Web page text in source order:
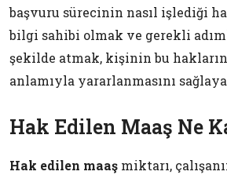
başvuru sürecinin nasıl işlediği
bilgi sahibi olmak ve gerekli
şekilde atmak, kişinin bu
anlamıyla yararlanmasını
Hak Edilen Maaş Ne
Hak edilen maaş miktarı,